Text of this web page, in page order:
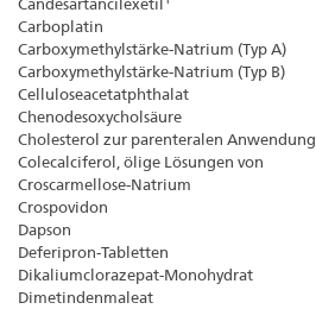
Carboplatin
Carboxymethylstärke-Natrium (Typ A)
Carboxymethylstärke-Natrium (Typ B)
Celluloseacetatphthalat
Chenodesoxycholsäure
Cholesterol zur parenteralen Anwendung
Colecalciferol, ölige Lösungen von
Croscarmellose-Natrium
Crospovidon
Dapson
Deferipron-Tabletten
Dikaliumclorazepat-Monohydrat
Dimetindenmaleat